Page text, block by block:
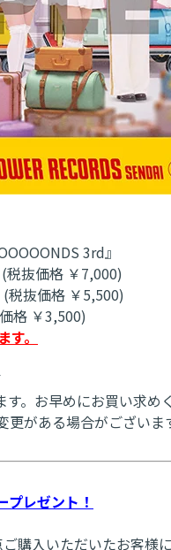
3rd』
税抜価格 ￥7,000)
(税抜価格 ￥5,500)
格 ￥3,500)
。
。お早めにお買い求め
がある場合がございま
レゼント！
購入いただいたお客様